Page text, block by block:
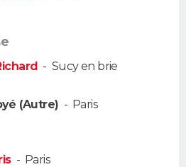
- Sucy en brie
(Autre) - Paris
- Paris